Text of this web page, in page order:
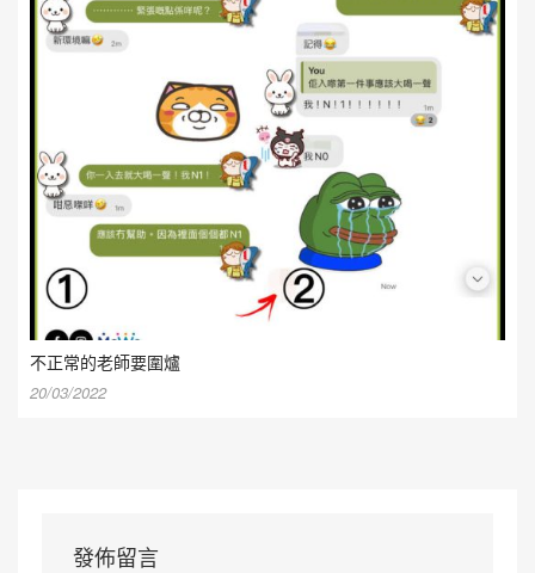
不正常的老師要圍爐
20/03/2022
發佈留言